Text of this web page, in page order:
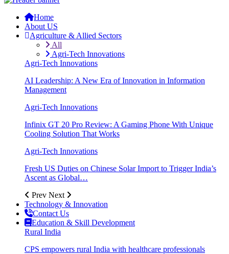
Home
About US
Agriculture & Allied Sectors
All
Agri-Tech Innovations
Agri-Tech Innovations
AI Leadership: A New Era of Innovation in Information
Management
Agri-Tech Innovations
Infinix GT 20 Pro Review: A Gaming Phone With Unique
Cooling Solution That Works
Agri-Tech Innovations
Fresh US Duties on Chinese Solar Import to Trigger India’s
Ascent as Global…
Prev Next
Technology & Innovation
Contact Us
Education & Skill Development
Rural India
CPS empowers rural India with healthcare professionals